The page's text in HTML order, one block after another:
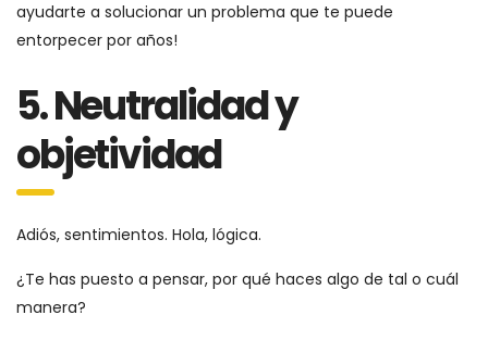
ayudarte a solucionar un problema que te puede
entorpecer por años!
5. Neutralidad y
objetividad
Adiós, sentimientos. Hola, lógica.
¿Te has puesto a pensar, por qué haces algo de tal o cuál
manera?